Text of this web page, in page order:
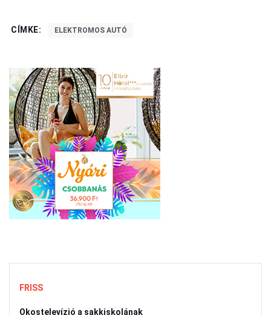
CÍMKE: ELEKTROMOS AUTÓ
FRISS
Okostelevízió a sakkiskolának